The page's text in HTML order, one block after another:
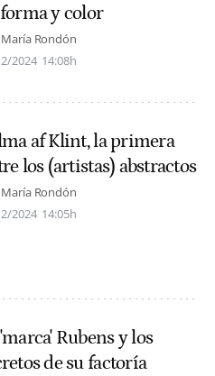
y color
María Rondón
2024 14:08h
af Klint, la primera
los (artistas) abstractos
María Rondón
2024 14:05h
Rubens y los
de su factoría